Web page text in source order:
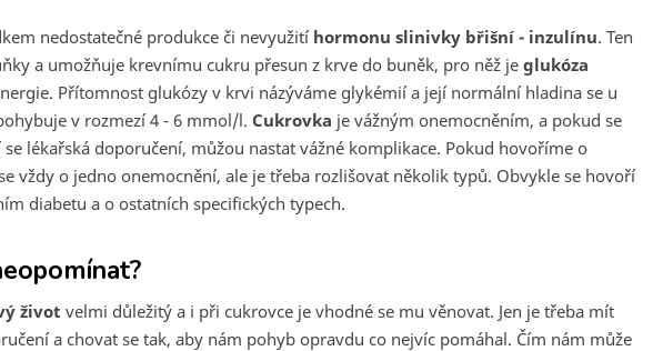
nedostatečné produkce či nevyužití hormonu slinivky břišní - inzulínu. Ten
a umožňuje krevnímu cukru přesun z krve do buněk, pro něž je glukóza
Přítomnost glukózy v krvi názýváme glykémií a její normální hladina se u
v rozmezí 4 - 6 mmol/l. Cukrovka je vážným onemocněním, a pokud se
lékařská doporučení, můžou nastat vážné komplikace. Pokud hovoříme o
vždy o jedno onemocnění, ale je třeba rozlišovat několik typů. Obvykle se hovoří
diabetu a o ostatních specifických typech.
život velmi důležitý a i při cukrovce je vhodné se mu věnovat. Jen je třeba mít
a chovat se tak, aby nám pohyb opravdu co nejvíc pomáhal. Čím nám může